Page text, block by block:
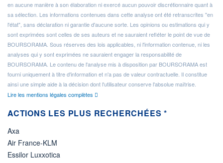
en aucune manière à son élaboration ni exercé aucun pouvoir discrétionnaire quant à
sa sélection. Les informations contenues dans cette analyse ont été retranscrites "en
l'état", sans déclaration ni garantie d'aucune sorte. Les opinions ou estimations qui y
sont exprimées sont celles de ses auteurs et ne sauraient refléter le point de vue de
BOURSORAMA. Sous réserves des lois applicables, ni l'information contenue, ni les
analyses qui y sont exprimées ne sauraient engager la responsabilité de
BOURSORAMA. Le contenu de l'analyse mis à disposition par BOURSORAMA est
fourni uniquement à titre d'information et n'a pas de valeur contractuelle. Il constitue
ainsi une simple aide à la décision dont l'utilisateur conserve l'absolue maîtrise.
Lire les mentions légales complètes
ACTIONS LES PLUS RECHERCHÉES *
Axa
Air France-KLM
Essilor Luxxotica